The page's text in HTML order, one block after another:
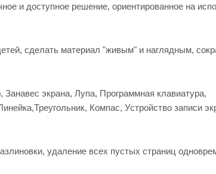
и доступное решение, ориентированное на
сделать материал "живым" и наглядным,
экрана, Лупа, Программная клавиатура,
Компас, Устройство записи
удаление всех пустых страниц